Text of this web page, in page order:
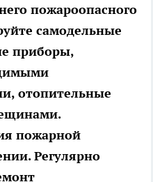
пожароопасного
самодельные
приборы,
отопительные
пожарной
Регулярно